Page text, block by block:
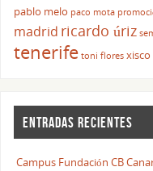
pablo melo paco mota
madrid ricardo úriz
tenerife toni flores xisco
ENTRADAS RECIENTES
Campus Fundación CB